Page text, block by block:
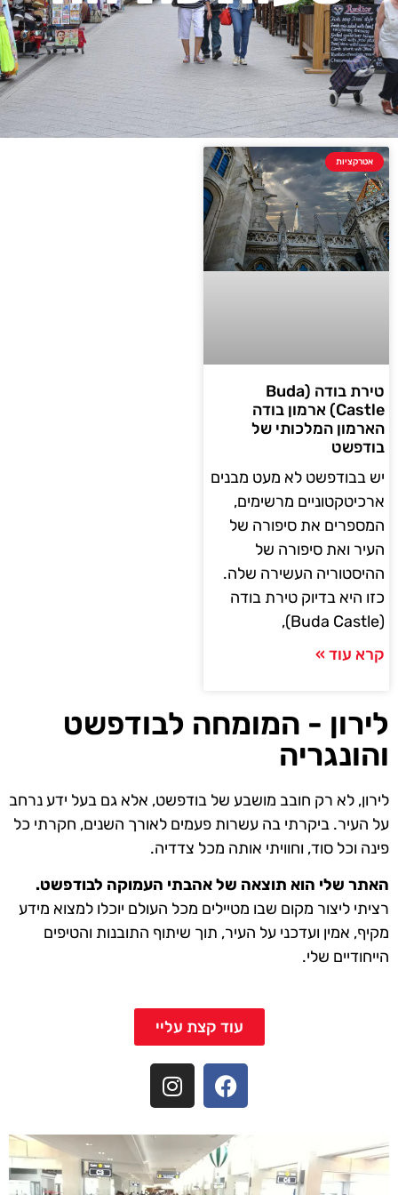
אטרקציות
טירת בודה (Buda
Castle) ארמון בודה
הארמון המלכותי של
בודפשט
יש בבודפשט לא מעט מבנים
ארכיטקטוניים מרשימים,
המספרים את סיפורה של
העיר ואת סיפורה של
ההיסטוריה העשירה שלה.
כזו היא בדיוק טירת בודה
(Buda Castle),
קרא עוד »
לירון - המומחה לבודפשט
והונגריה
לירון, לא רק חובב מושבע של בודפשט, אלא גם בעל ידע נרחב
על העיר. ביקרתי בה עשרות פעמים לאורך השנים, חקרתי כל
פינה וכל סוד, וחוויתי אותה מכל צדדיה.
האתר שלי הוא תוצאה של אהבתי העמוקה לבודפשט.
רציתי ליצור מקום שבו מטיילים מכל העולם יוכלו למצוא מידע
מקיף, אמין ועדכני על העיר, תוך שיתוף התובנות והטיפים
הייחודיים שלי.
עוד קצת עליי